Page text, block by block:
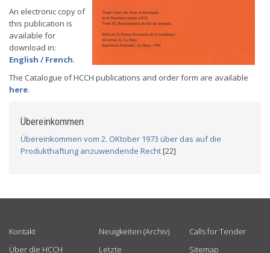
An electronic copy of
this publication is
available for
download in:
English / French.
The Catalogue of HCCH publications and order form are available
here.
Übereinkommen
Übereinkommen vom 2. OKtober 1973 über das auf die
Produkthaftung anzuwendende Recht[22]
Kontakt
Über die HCCH
Neuigkeiten (Archiv)
Letzte
Calls for Tender
Sitemap